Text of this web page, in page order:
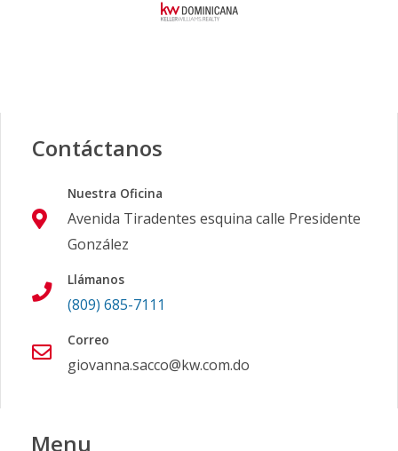
Contáctanos
Nuestra Oficina
Avenida Tiradentes esquina calle Presidente
González
Llámanos
(809) 685-7111
Correo
giovanna.sacco@kw.com.do
Menu